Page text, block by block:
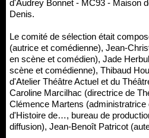
d'Audrey Bonnet - MC93 - Maison
Denis.
Le comité de sélection était
(autrice et comédienne), Jean-
en scène et comédien), Jade
scène et comédienne), Thibaud
d'Atelier Théâtre Actuel et du
Caroline Marcilhac (directrice de
Clémence Martens
d'Histoire de…, bureau de
diffusion), Jean-Benoît Patricot